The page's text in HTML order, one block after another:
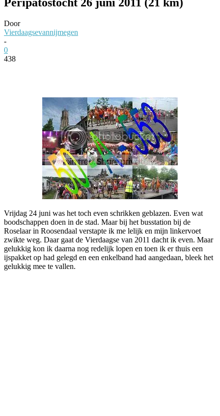
Door
Vierdaagsevannijmegen
-
0
438
Vrijdag 24 juni was het toch even schrikken geblazen. Even wat
boodschappen doen in de stad. Maar bij het busstation bij de
Roselaar in Roosendaal verstapte ik me lelijk en mijn linkervoet
zwikte weg. Daar gaat de Vierdaagse van 2011 dacht ik even. Maar
gelukkig kon ik daarna nog redelijk lopen en toen ik er thuis een
ijspakket op had gelegd en een enkelband had aangedaan, bleek het
gelukkig mee te vallen.